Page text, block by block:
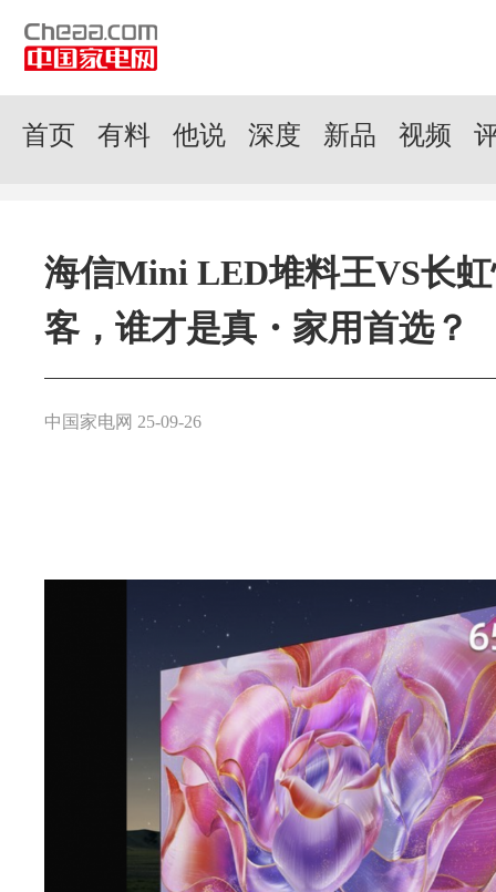
首页 有料 他说 深度 新品 视频
海信Mini LED堆料王VS长
客，谁才是真・家用首选？
中国家电网 25-09-26